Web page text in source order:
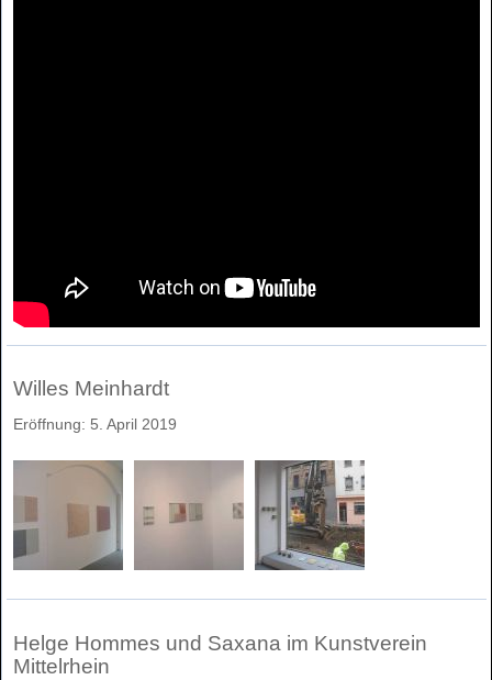
Willes Meinhardt
Eröffnung: 5. April 2019
Helge Hommes und Saxana im Kunstverein
Mittelrhein